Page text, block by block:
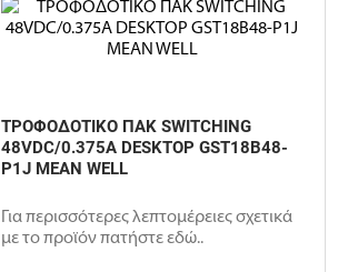
ΤΡΟΦΟΔΟΤΙΚΟ ΠΑΚ SWITCHING
48VDC/0.375A DESKTOP GST18B48-
P1J MEAN WELL
Για περισσότερες λεπτομέρειες σχετικά
με το προϊόν πατήστε εδώ..